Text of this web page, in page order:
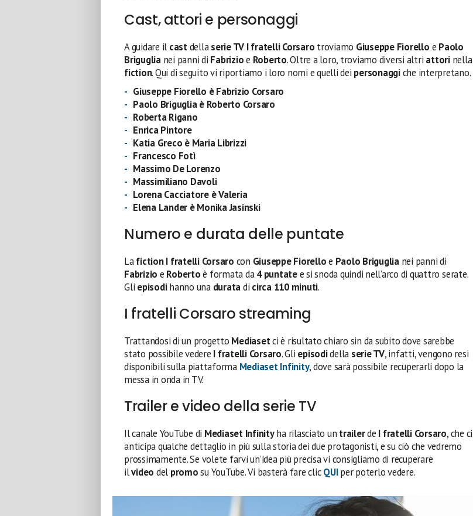
Cast, attori e personaggi
A guidare il castdellaserie TV I fratelli Corsaro troviamo Giuseppe Fiorello e Paolo
Briguglianei panni di Fabrizioe Roberto. Oltre a loro, troviamo diversi altri attori nella
fiction. Qui di seguito vi riportiamo i loro nomi e quelli dei personaggiche interpretano.
Giuseppe Fiorello è Fabrizio Corsaro
Paolo Briguglia è Roberto Corsaro
Roberta Rigano
Enrica Pintore
Katia Greco è Maria Librizzi
Francesco Fotì
Massimo De Lorenzo
Massimiliano Davoli
Lorena Cacciatore è Valeria
Elena Lander è Monika Jasinski
Numero e durata delle puntate
Lafiction I fratelli Corsaro con Giuseppe Fiorelloe Paolo Briguglianei panni di
Fabrizio e Robertoè formata da4 puntatee si snoda quindi nell’arco di quattro serate.
Gli episodihanno unaduratadi circa 110 minuti.
I fratelli Corsaro streaming
Trattandosi di un progetto Mediasetci è risultato chiaro sin da subito dove sarebbe
stato possibile vedere I fratelli Corsaro. Gli episodidella serie TV, infatti, vengono resi
disponibili sulla piattaforma Mediaset Infinity, dove sarà possibile recuperarli dopo la
messa in onda in TV.
Trailer e video della serie TV
Il canale YouTube di Mediaset Infinityha rilasciato un trailerde I fratelli Corsaro, che ci
anticipa qualche dettaglio in più sulla storia dei due protagonisti, e su ciò che vedremo
prossimamente. Se volete farvi un’idea più precisa vi consigliamo di recuperare
ilvideo del promosu YouTube. Vi basterà fare clicQUIper poterlo vedere.